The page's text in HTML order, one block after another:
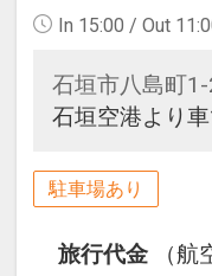
In 15:00 / Out
石垣市八島町
石垣空港より
駐車場あり
旅行代金
（